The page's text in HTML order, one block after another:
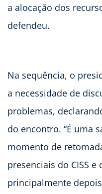
a alocação dos
defendeu.
Na sequência, o
a necessidade de
problemas,
do encontro. “É uma
momento de
presenciais do CISS e
principalmente